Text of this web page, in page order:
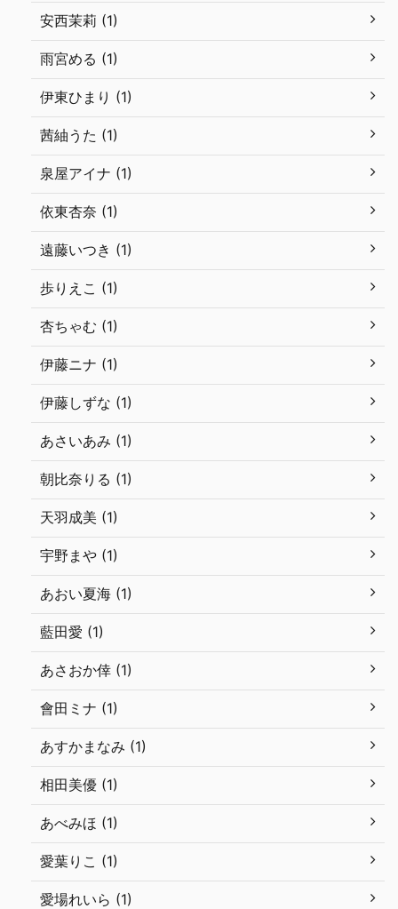
安西茉莉 (1)
雨宮める (1)
伊東ひまり (1)
茜紬うた (1)
泉屋アイナ (1)
依東杏奈 (1)
遠藤いつき (1)
歩りえこ (1)
杏ちゃむ (1)
伊藤ニナ (1)
伊藤しずな (1)
あさいあみ (1)
朝比奈りる (1)
天羽成美 (1)
宇野まや (1)
あおい夏海 (1)
藍田愛 (1)
あさおか倖 (1)
會田ミナ (1)
あすかまなみ (1)
相田美優 (1)
あべみほ (1)
愛葉りこ (1)
愛場れいら (1)